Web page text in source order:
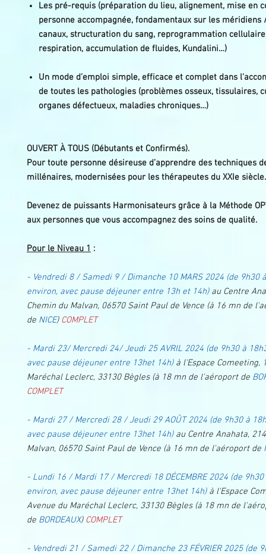
Les pré-requis (préparation du lieu, alignement, mise en
personne accompagnée, fondamentaux sur les méridiens
canaux, structuration du sang, reprogrammation
respiration, accumulation de fluides, Kundalini…)
Un mode d’emploi simple, efficace et complet dans
de toutes les pathologies (problèmes osseux, tissulaires,
organes défectueux, maladies chroniques…)
OUVERT À TOUS (Débutants et Confirmés).
Pour toute personne désireuse d’apprendre des techniques
millénaires, modernisées pour les thérapeutes du XXIe siècle.
Devenez de puissants Harmonisateurs grâce à la Méthode
aux personnes que vous accompagnez des soins de qualité.
Pour le Niveau 1 :
- Vendredi 8 / Samedi 9 / Dimanche 10 MARS 2024 (de 9h30
environ, avec pause déjeuner entre 13h et 14h) au Centre
Chemin du Malvan, 06570 Saint Paul de Vence (à 16 mn de
de NICE) COMPLET
- Mardi 23/ Mercredi 24/ Jeudi 25 AVRIL 2024 (de 9h30 à
avec pause déjeuner entre 13het 14h) à l'Espace Comeeting,
Maréchal Leclerc, 33130 Bègles (à 18 mn de l'aéroport de
COMPLET
- Mardi 27 / Mercredi 28 / Jeudi 29 AOÛT 2024 (de 9h30 à
avec pause déjeuner entre 13het 14h) au Centre Anahata,
Malvan, 06570 Saint Paul de Vence (à 16 mn de l'aéroport de
- Lundi 16 / Mardi 17 / Mercredi 18 DÉCEMBRE 2024 (de
environ, avec pause déjeuner entre 13het 14h) à l'Espace
Avenue du Maréchal Leclerc, 33130 Bègles (à 18 mn de
de BORDEAUX) COMPLET
- Vendredi 21 / Samedi 22 / Dimanche 23 FÉVRIER 2025 (de